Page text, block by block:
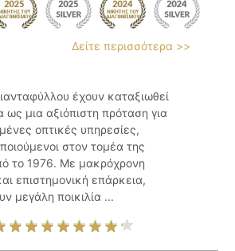
Δείτε περισσότερα >>
έχουν καταξιωθεί
ως μια αξιόπιστη πρόταση για
οπτικές υπηρεσίες,
στον τομέα της
το 1976. Με μακρόχρονη
επιστημονική επάρκεια,
μεγάλη ποικιλία ...